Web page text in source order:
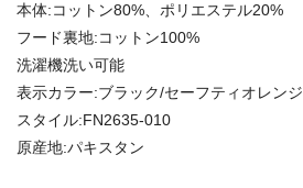
本体:コットン80%、ポリエステル20%
フード裏地:コットン100%
洗濯機洗い可能
表示カラー:ブラック/セーフティオレンジ
スタイル:FN2635-010
原産地:パキスタン